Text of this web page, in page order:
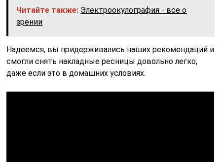
Читайте также: Электроокулография - все о
зрении
Надеемся, вы придерживались наших рекомендаций и
смогли снять накладные ресницы довольно легко,
даже если это в домашних условиях.